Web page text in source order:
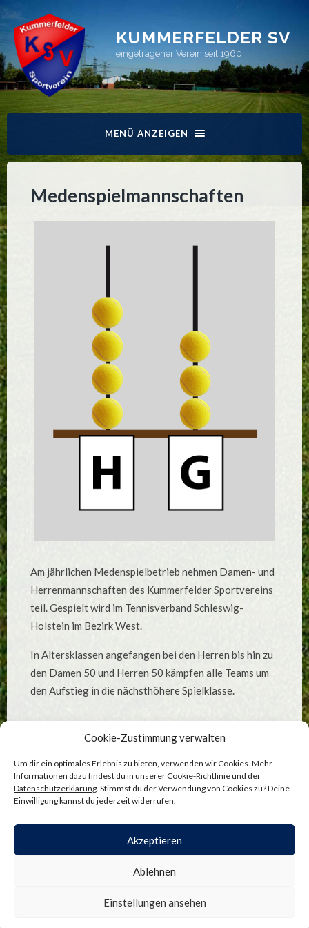
Cookie-Zustimmung verwalten
Um dir ein optimales Erlebnis zu bieten, verwenden wir Cookies. Mehr
Informationen dazu findest du in unserer Cookie-Richtlinieund der
Datenschutzerklärung. Stimmst du der Verwendung von Cookies zu? Deine
Einwilligung kannst du jederzeit widerrufen.
Akzeptieren
Ablehnen
Einstellungen ansehen
KUMMERFELDER SV
eingetragener Verein seit 1960
MENÜ ANZEIGEN
Medenspielmannschaften
Am jährlichen Medenspielbetrieb nehmen Damen- und
Herrenmannschaften des Kummerfelder Sportvereins
teil. Gespielt wird im Tennisverband Schleswig-
Holstein im Bezirk West.
In Altersklassen angefangen bei den Herren bis hin zu
den Damen 50 und Herren 50 kämpfen alle Teams um
den Aufstieg in die nächsthöhere Spielklasse.
Aktuelle Mannschaften
Damen 50
Herren 50
ADMINISTRATION— COOKIE-RICHTLINIE
BENJAMIN BÖGE—NACH OBEN ↑